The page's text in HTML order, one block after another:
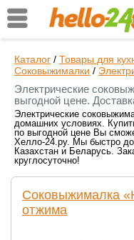
Каталог / Товары для
Соковыжималки /
Электрические
выгодной цене.
Электрические
домашних условиях.
по выгодной цене Вы
Хелло-24.ру. Мы быстро
Казахстан и Беларусь.
круглосуточно!
Соковыжималка
отжима